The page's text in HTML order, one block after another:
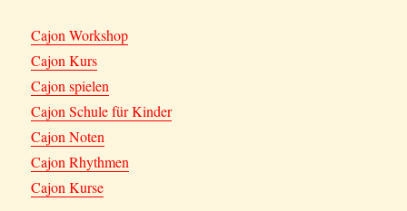
Cajon Workshop
Cajon Kurs
Cajon spielen
Cajon Schule für Kinder
Cajon Noten
Cajon Rhythmen
Cajon Kurse